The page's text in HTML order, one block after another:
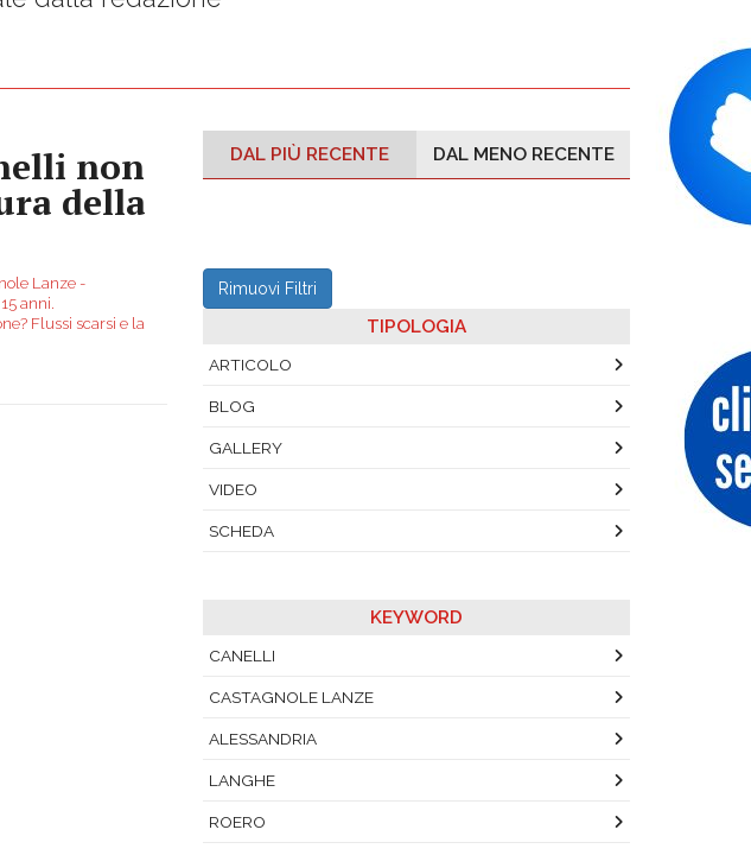
non
della
Lanze -
anni.
Flussi scarsi e la
DAL PIÙ RECENTE DAL MENO RECENTE
Rimuovi Filtri
TIPOLOGIA
ARTICOLO
BLOG
GALLERY
VIDEO
SCHEDA
KEYWORD
CANELLI
CASTAGNOLE LANZE
ALESSANDRIA
LANGHE
ROERO